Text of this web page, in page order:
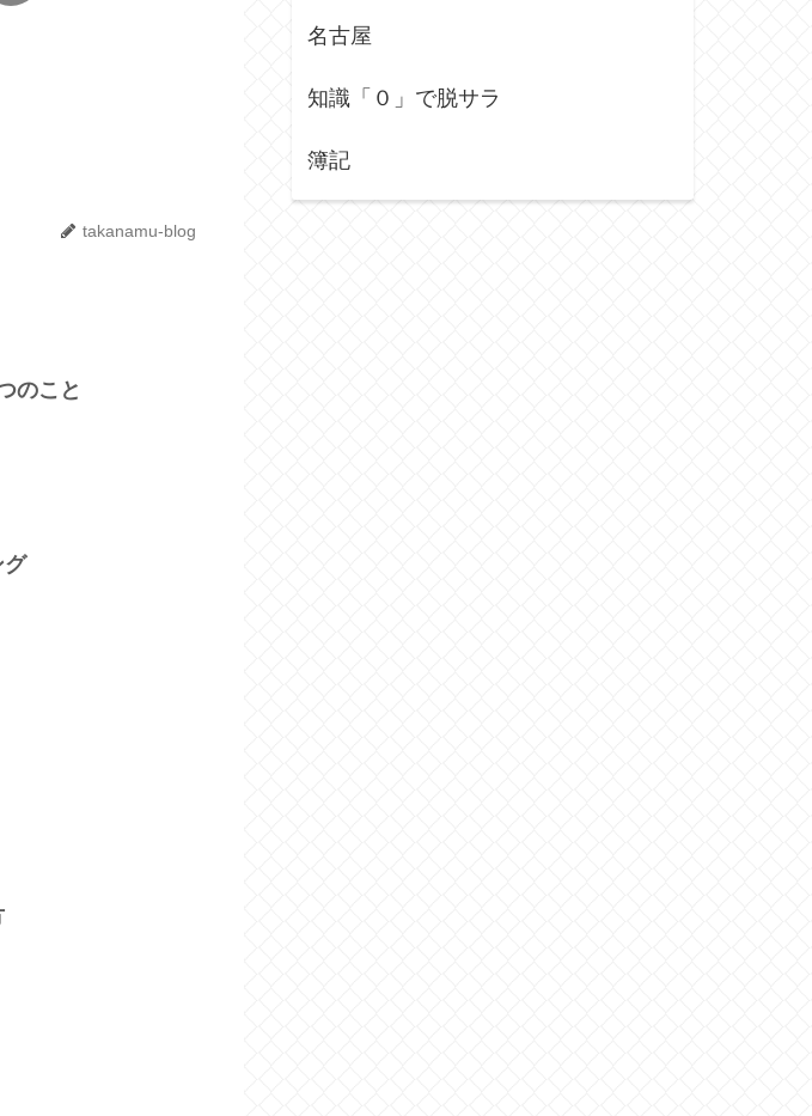
takanamu-blog
のこと
グ
名古屋
知識「０」で脱サラ
簿記